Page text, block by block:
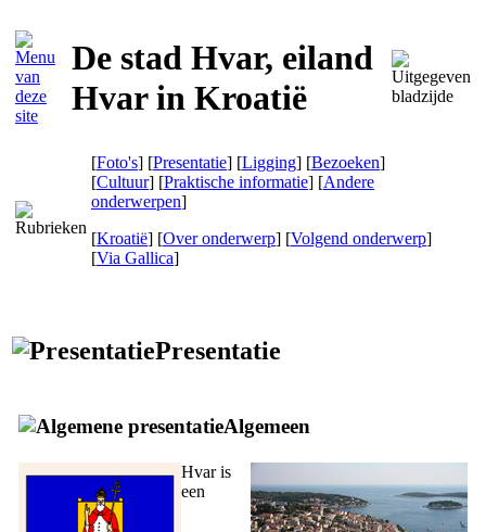
De stad Hvar, eiland
Hvar in Kroatië
[Foto's] [Presentatie] [Ligging] [Bezoeken]
[Cultuur] [Praktische informatie] [Andere
onderwerpen]
[Kroatië] [Over onderwerp] [Volgend onderwerp]
[Via Gallica]
Presentatie
Algemeen
Hvar is
een